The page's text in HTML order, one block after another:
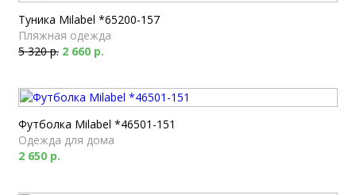
Туника Milabel *65200-157
Пляжная одежда
5 320 р. 2 660 р.
Футболка Milabel *46501-151
Одежда для дома
2 650 р.